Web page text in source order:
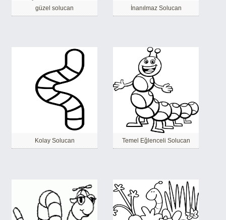
güzel solucan İnanılmaz Solucan
Kolay Solucan Temel Eğlenceli Solucan